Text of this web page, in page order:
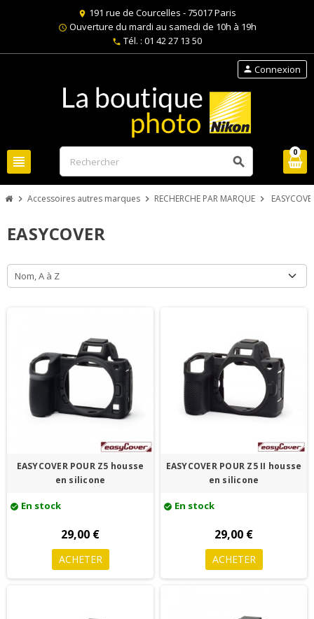
location_on 191 rue de Courcelles - 75017 Paris
schedule Ouverture du mardi au samedi de 10h à 19h
phone Tél. : 01 42 27 13 50
view_headline search
person Connexion
0
chevron_right Accessoires autres marques chevron_right RECHERCHE PAR MARQUE chevron_right
EASYCOVER
Nom, A à Z
EASYCOVER POUR Z5 housse
en silicone
check_circle En stock
29,00 €
ACHETER
EASYCOVER POUR Z5 II housse
en silicone
check_circle En stock
29,00 €
ACHETER